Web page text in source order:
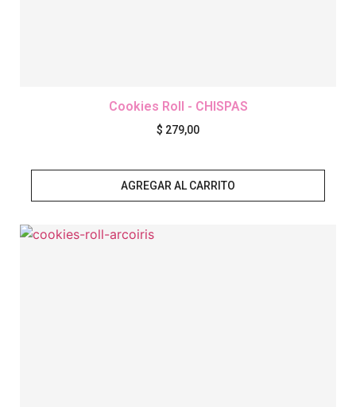
Cookies Roll - CHISPAS
$ 279,00
AGREGAR AL CARRITO